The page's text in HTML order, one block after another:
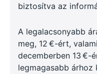
biztosítva az
A legalacsonyabb
meg, 12 €-ért,
decemberben 13 €-
legmagasabb árhoz